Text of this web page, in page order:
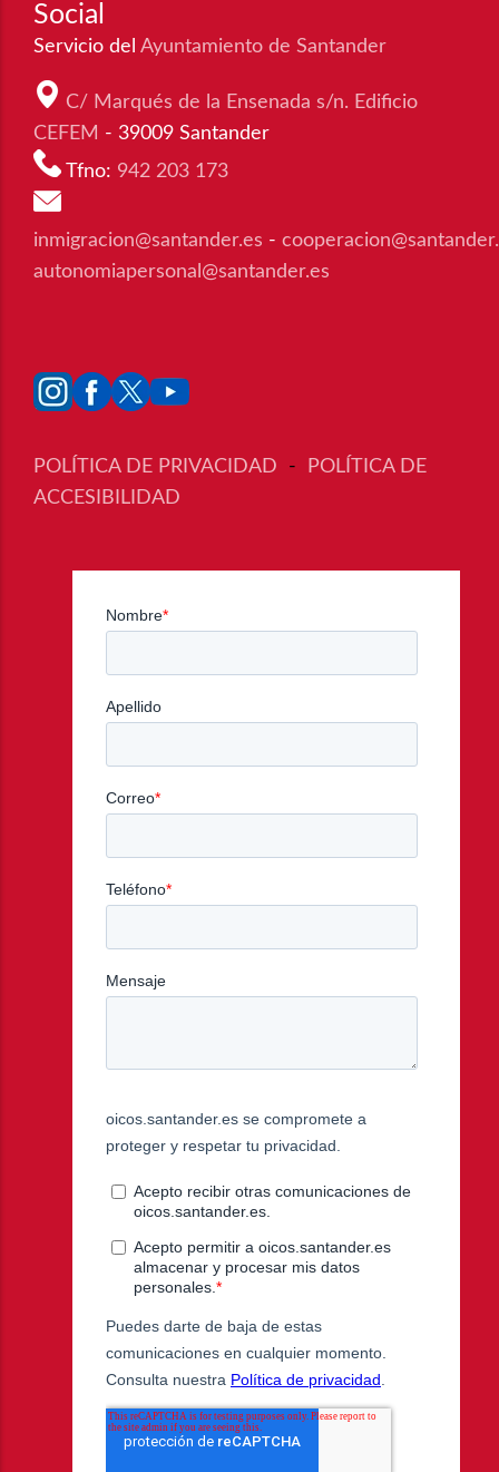
Social
Servicio del Ayuntamiento de Santander
C/ Marqués de la Ensenada s/n. Edificio
CEFEM - 39009 Santander
Tfno: 942 203 173
inmigracion@santander.es -
autonomiapersonal@santander.es
POLÍTICA DE PRIVACIDAD -
POLÍTICA DE
ACCESIBILIDAD